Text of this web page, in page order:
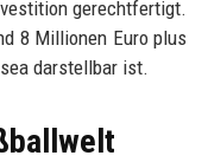
gerechtfertigt.
8 Millionen Euro plus
darstellbar ist.